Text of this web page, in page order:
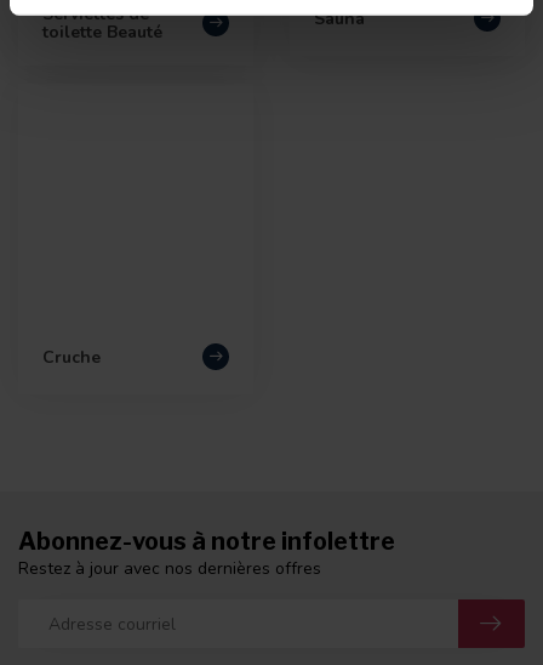
Serviettes de
toilette Beauté
Sauna
Cruche
Abonnez-vous à notre infolettre
Restez à jour avec nos dernières offres